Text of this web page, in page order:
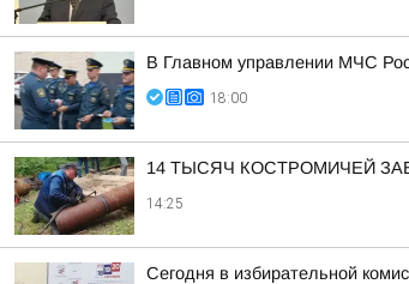
В Главном управлении МЧС
18:00
14 ТЫСЯЧ КОСТРОМИЧЕЙ
14:25
Сегодня в избирательной